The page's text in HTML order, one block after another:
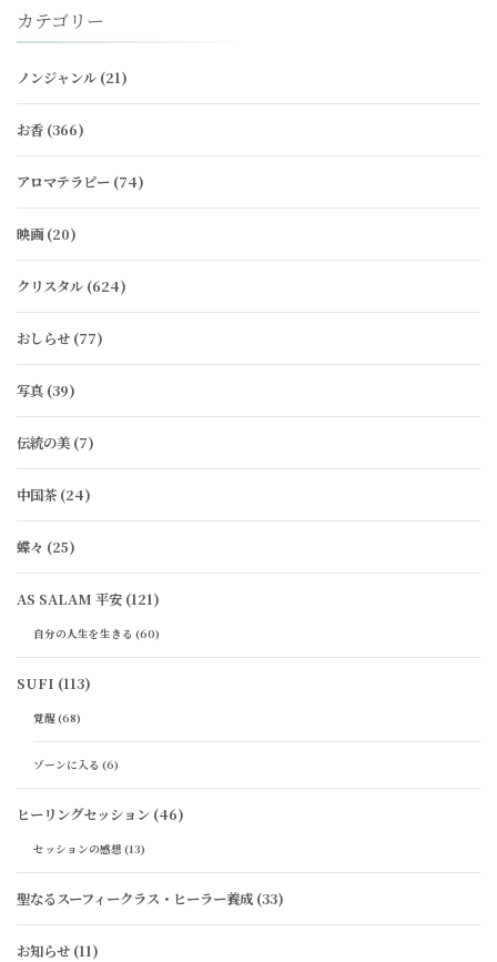
カテゴリー
ノンジャンル (21)
お香 (366)
アロマテラピー (74)
映画(20)
クリスタル (624)
おしらせ (77)
写真 (39)
伝統の美 (7)
中国茶 (24)
蝶々 (25)
AS SALAM 平安 (121)
自分の人生を生きる (60)
SUFI (113)
覚醒(68)
ゾーンに入る (6)
ヒーリングセッション (46)
セッションの感想 (13)
聖なるスーフィークラス・ヒーラー養成 (33)
お知らせ (11)